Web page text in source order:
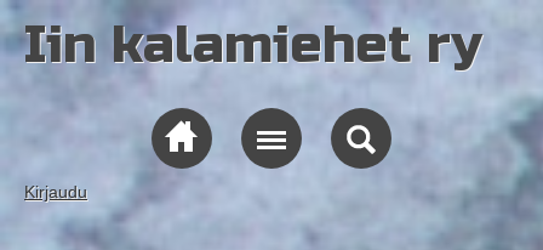
Iin kalamiehet ry
Kirjaudu